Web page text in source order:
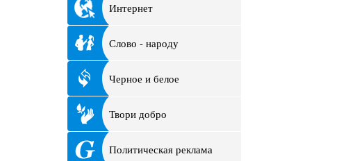
Интернет
Слово - народу
Черное и белое
Твори добро
Политическая реклама